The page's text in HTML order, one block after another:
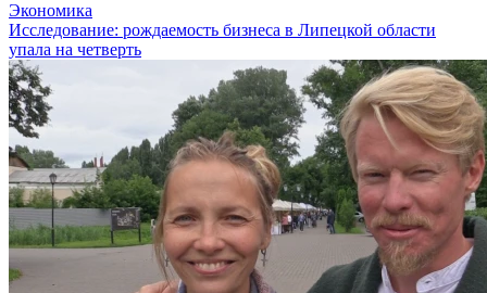
Экономика
Исследование: рождаемость бизнеса в Липецкой области
упала на четверть